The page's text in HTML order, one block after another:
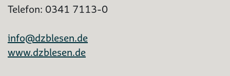
Telefon: 0341 7113-0
info@dzblesen.de
www.dzblesen.de